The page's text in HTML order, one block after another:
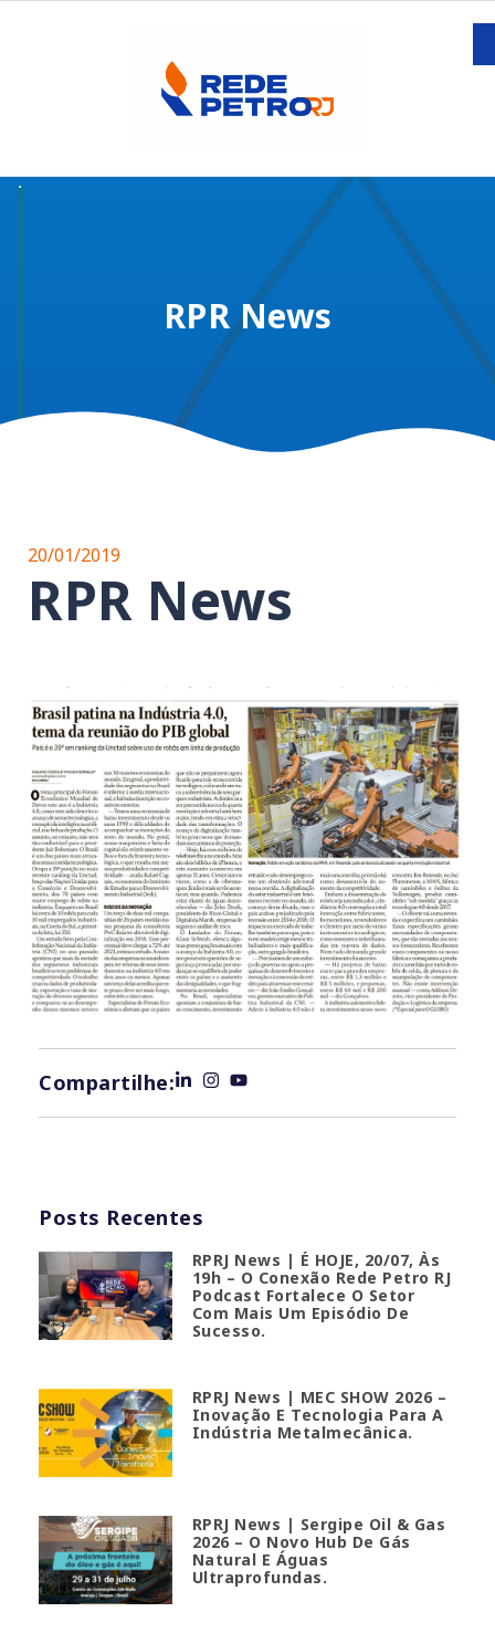
RPR News
20/01/2019
RPR News
Compartilhe:
Posts Recentes
RPRJ News | É HOJE, 20/07, Às
19h – O Conexão Rede Petro RJ
Podcast Fortalece O Setor
Com Mais Um Episódio De
Sucesso.
RPRJ News | MEC SHOW 2026 –
Inovação E Tecnologia Para A
Indústria Metalmecânica.
RPRJ News | Sergipe Oil & Gas
2026 – O Novo Hub De Gás
Natural E Águas
Ultraprofundas.